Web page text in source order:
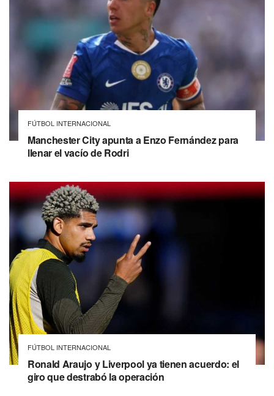
FÚTBOL INTERNACIONAL
Manchester City apunta a Enzo Fernández para
llenar el vacío de Rodri
FÚTBOL INTERNACIONAL
Ronald Araujo y Liverpool ya tienen acuerdo: el
giro que destrabó la operación